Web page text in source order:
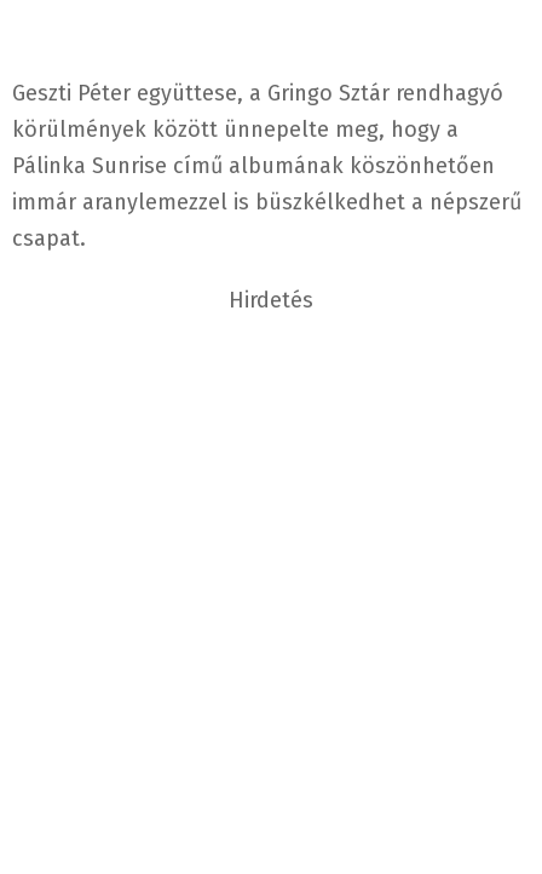
Geszti Péter együttese, a Gringo Sztár rendhagyó
körülmények között ünnepelte meg, hogy a
Pálinka Sunrise című albumának köszönhetően
immár aranylemezzel is büszkélkedhet a népszerű
csapat.
Hirdetés